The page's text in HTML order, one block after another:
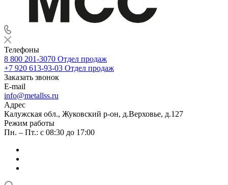
Телефоны
8 800 201-3070 Отдел продаж
+7 920 613-93-03 Отдел продаж
Заказать звонок
E-mail
info@metallss.ru
Адрес
Калужская обл., Жуковский р-он, д.Верховье, д.127
Режим работы
Пн. – Пт.: с 08:30 до 17:00